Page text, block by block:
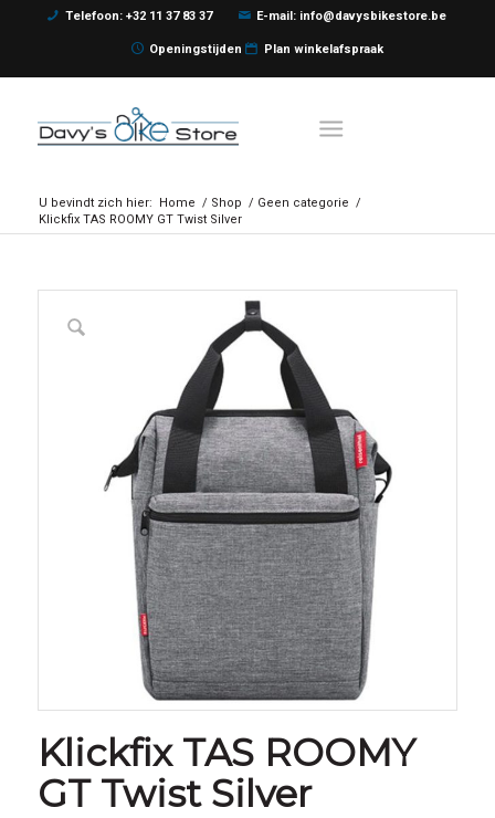
Telefoon: +32 11 37 83 37 E-mail: info@davysbikestore.be
Openingstijden Plan winkelafspraak
U bevindt zich hier: Home / Shop / Geen categorie /
Klickfix TAS ROOMY GT Twist Silver
Klickfix TAS ROOMY
GT Twist Silver